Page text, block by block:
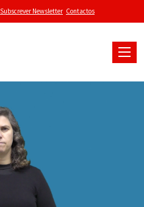
Subscrever Newsletter Contactos
Toggle